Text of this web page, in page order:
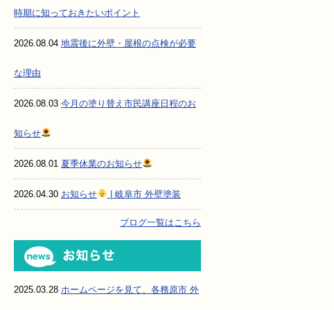
時期に知っておきたいポイント
2026.08.04 地震後に外壁・屋根の点検が必要
な理由
2026.08.03 今月の塗り替え市民講座日程のお
知らせ
2026.08.01 夏季休業のお知らせ
2026.04.30 お知らせ | 岐阜市 外壁塗装
ブログ一覧はこちら
2025.03.28 ホームページを見て、各務原市 外